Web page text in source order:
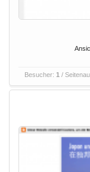
Besucher: 1 /